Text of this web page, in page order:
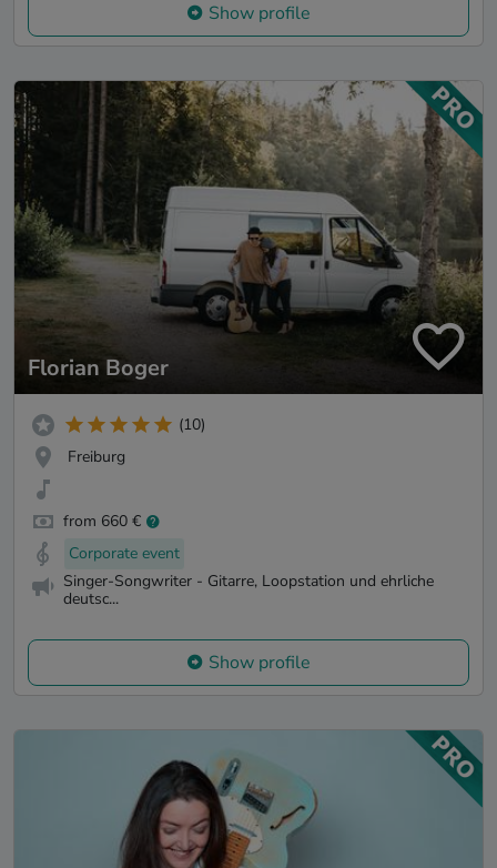
Show profile
Florian Boger
(10)
Freiburg
from 660 €
Corporate event
Singer-Songwriter - Gitarre, Loopstation und ehrliche
deutsc...
Show profile